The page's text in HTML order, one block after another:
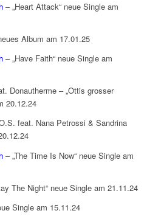
– „Heart Attack“ neue Single am
Album am 17.01.25
– „Have Faith“ neue Single am
Donautherme – „Ottis grosser
20.12.24
feat. Nana Petrossi & Sandrina
– „The Time Is Now“ neue Single am
The Night“ neue Single am 21.11.24
Single am 15.11.24